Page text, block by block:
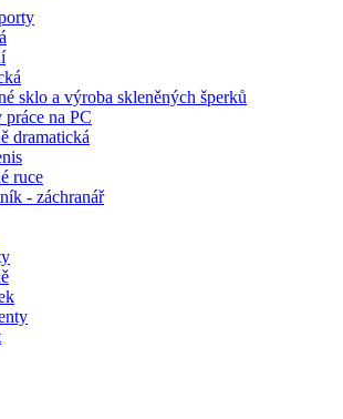
sklo a výroba skleněných šperků
práce na PC
dramatická
ruce
- záchranář